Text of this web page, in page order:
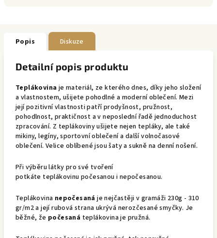
Popis Diskuze
Detailní popis produktu
Teplákovina je materiál, ze kterého dnes, díky jeho složení
a vlastnostem, ušijete pohodlné a moderní oblečení. Mezi
její pozitivní vlastnosti patří prodyšnost, pružnost,
pohodlnost, praktičnost a v neposlední řadě jednoduchost
zpracování. Z teplákoviny ušijete nejen tepláky, ale také
mikiny, legíny, sportovní oblečení a další volnočasové
oblečení. Velice oblíbené jsou šaty a sukně na denní nošení.
Při výběru látky pro své tvoření
potkáte teplákovinu počesanou i nepočesanou.
Teplákovina nepočesaná je nejčastěji v gramáži 230g - 310
gr/m2 a její rubová strana ukrývá nerozčesané smyčky. Je
běžné, že počesaná teplákovina je pružná.